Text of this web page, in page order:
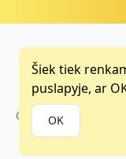
Šiek tiek
puslapyje, ar
OK
Copyright © 2015 -